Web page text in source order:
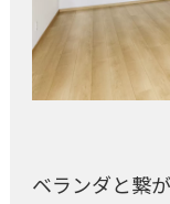
ベランダと繋